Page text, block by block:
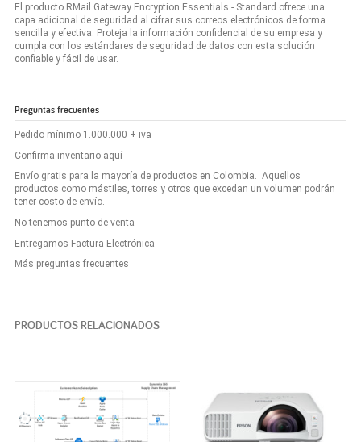
El producto RMail Gateway Encryption Essentials - Standard ofrece una
capa adicional de seguridad al cifrar sus correos electrónicos de forma
sencilla y efectiva. Proteja la información confidencial de su empresa y
cumpla con los estándares de seguridad de datos con esta solución
confiable y fácil de usar.
Preguntas frecuentes
Pedido mínimo 1.000.000 + iva
Confirma inventario aquí
Envío gratis para la mayoría de productos en Colombia. Aquellos
productos como mástiles, torres y otros que excedan un volumen podrán
tener costo de envío.
No tenemos punto de venta
Entregamos Factura Electrónica
Más preguntas frecuentes
PRODUCTOS RELACIONADOS